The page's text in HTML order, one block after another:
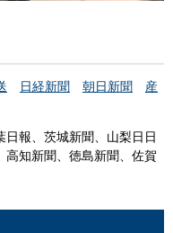
日経新聞 朝日新聞
産
報、茨城新聞、山梨日日
高知新聞、徳島新聞、佐賀